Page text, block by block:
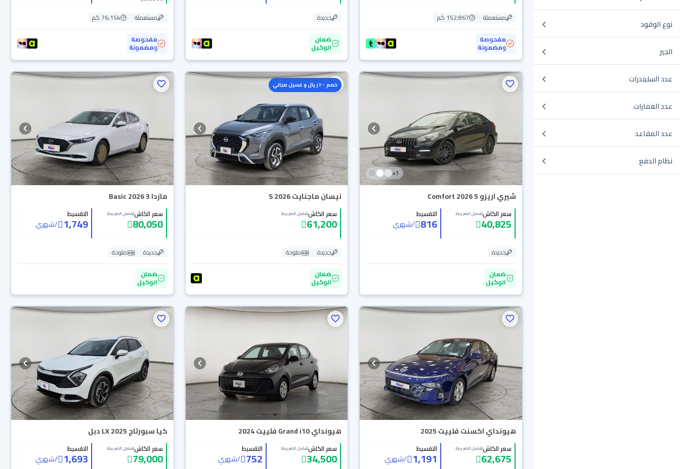
نوع الوقود
الجير
عدد السليندرات
عدد الغمارات
عدد المقاعد
نظام الدفع
مستعملة
152,867 كم
مفحوصة
ومضمونة
جديدة
ضمان
الوكيل
مستعملة
76,154 كم
مفحوصة
ومضمونة
1
+
شيري اريزو 5 Comfort 2026
سعر الكاش(شامل الضريبة)
40,825
التقسيط
816
/شهري
جديدة
ضمان
الوكيل
خصم ١٠٠٠ ريال و غسيل مجاني
نيسان ماجنايت S 2026
سعر الكاش(شامل الضريبة)
61,200
جديدة
ملوحة
ضمان
الوكيل
مازدا 3 Basic 2026
سعر الكاش(شامل الضريبة)
80,050
التقسيط
1,749
/شهري
جديدة
ملوحة
ضمان
الوكيل
هيونداي اكسنت فلييت 2025
سعر الكاش(شامل الضريبة)
62,675
التقسيط
1,191
/شهري
هيونداي Grand i10 فلييت 2024
سعر الكاش(شامل الضريبة)
34,500
التقسيط
752
/شهري
كيا سبورتاج LX 2025 دبل
سعر الكاش(شامل الضريبة)
79,000
التقسيط
1,693
/شهري